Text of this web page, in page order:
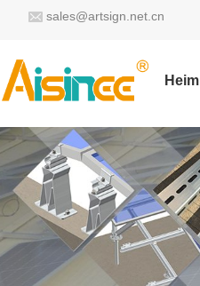
sales@artsign.net.cn
Heim